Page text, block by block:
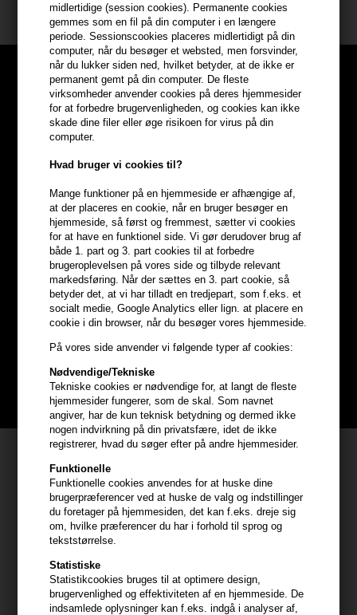
midlertidige (session cookies). Permanente cookies
gemmes som en fil på din computer i en længere
periode. Sessionscookies placeres midlertidigt på din
computer, når du besøger et websted, men forsvinder,
når du lukker siden ned, hvilket betyder, at de ikke er
permanent gemt på din computer. De fleste
virksomheder anvender cookies på deres hjemmesider
for at forbedre brugervenligheden, og cookies kan ikke
skade dine filer eller øge risikoen for virus på din
computer.
Hvad bruger vi cookies til?
Mange funktioner på en hjemmeside er afhængige af,
at der placeres en cookie, når en bruger besøger en
hjemmeside, så først og fremmest, sætter vi cookies
for at have en funktionel side. Vi gør derudover brug af
både 1. part og 3. part cookies til at forbedre
brugeroplevelsen på vores side og tilbyde relevant
markedsføring. Når der sættes en 3. part cookie, så
betyder det, at vi har tilladt en tredjepart, som f.eks. et
socialt medie, Google Analytics eller lign. at placere en
cookie i din browser, når du besøger vores hjemmeside.
På vores side anvender vi følgende typer af cookies:
Nødvendige/Tekniske
Tekniske cookies er nødvendige for, at langt de fleste
hjemmesider fungerer, som de skal. Som navnet
angiver, har de kun teknisk betydning og dermed ikke
nogen indvirkning på din privatsfære, idet de ikke
registrerer, hvad du søger efter på andre hjemmesider.
Funktionelle
Funktionelle cookies anvendes for at huske dine
brugerpræferencer ved at huske de valg og indstillinger
du foretager på hjemmesiden, det kan f.eks. dreje sig
om, hvilke præferencer du har i forhold til sprog og
tekststørrelse.
Statistiske
Statistikcookies bruges til at optimere design,
brugervenlighed og effektiviteten af en hjemmeside. De
indsamlede oplysninger kan f.eks. indgå i analyser af,
Optjen5% bonuskronerpå
hele din ordre
Bliv helt gratis en del af vores kundeklub og optjen rabatter når du
handler
BLIV GRATIS MEDLEM HER
Kundeservice
HAIR247
Frisenborgvej 6A
7800 Skive
CVR: 44874253
kundeservice@hair247.dk
Tlf. 23839799 (hverdage 9-14)